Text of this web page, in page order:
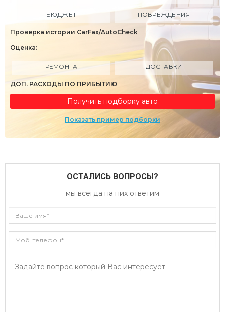
БЮДЖЕТ ПОВРЕЖДЕНИЯ
Проверка истории CarFax/AutoCheck
Оценка:
РЕМОНТА ДОСТАВКИ
ДОП. РАСХОДЫ ПО ПРИБЫТИЮ
Получить подборку авто
Показать пример подборки
ОСТАЛИСЬ ВОПРОСЫ?
мы всегда на них ответим